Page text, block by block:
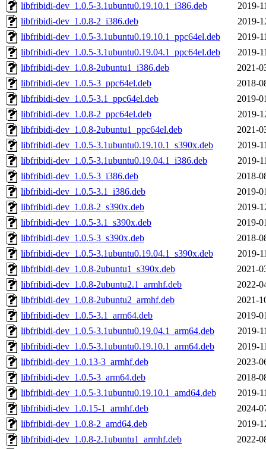
libfribidi-dev_1.0.5-3.1ubuntu0.19.10.1_i386.deb
2019-
libfribidi-dev_1.0.8-2_i386.deb
2019-
libfribidi-dev_1.0.5-3.1ubuntu0.19.10.1_ppc64el.deb
2019-
libfribidi-dev_1.0.5-3.1ubuntu0.19.04.1_ppc64el.deb
2019-
libfribidi-dev_1.0.8-2ubuntu1_i386.deb
2021-
libfribidi-dev_1.0.5-3_ppc64el.deb
2018-
libfribidi-dev_1.0.5-3.1_ppc64el.deb
2019-
libfribidi-dev_1.0.8-2_ppc64el.deb
2019-
libfribidi-dev_1.0.8-2ubuntu1_ppc64el.deb
2021-
libfribidi-dev_1.0.5-3.1ubuntu0.19.10.1_s390x.deb
2019-
libfribidi-dev_1.0.5-3.1ubuntu0.19.04.1_i386.deb
2019-
libfribidi-dev_1.0.5-3_i386.deb
2018-
libfribidi-dev_1.0.5-3.1_i386.deb
2019-
libfribidi-dev_1.0.8-2_s390x.deb
2019-
libfribidi-dev_1.0.5-3.1_s390x.deb
2019-
libfribidi-dev_1.0.5-3_s390x.deb
2018-
libfribidi-dev_1.0.5-3.1ubuntu0.19.04.1_s390x.deb
2019-
libfribidi-dev_1.0.8-2ubuntu1_s390x.deb
2021-
libfribidi-dev_1.0.8-2ubuntu2.1_armhf.deb
2022-
libfribidi-dev_1.0.8-2ubuntu2_armhf.deb
2021-
libfribidi-dev_1.0.5-3.1_arm64.deb
2019-
libfribidi-dev_1.0.5-3.1ubuntu0.19.04.1_arm64.deb
2019-
libfribidi-dev_1.0.5-3.1ubuntu0.19.10.1_arm64.deb
2019-
libfribidi-dev_1.0.13-3_armhf.deb
2023-
libfribidi-dev_1.0.5-3_arm64.deb
2018-
libfribidi-dev_1.0.5-3.1ubuntu0.19.10.1_amd64.deb
2019-
libfribidi-dev_1.0.15-1_armhf.deb
2024-
libfribidi-dev_1.0.8-2_amd64.deb
2019-
libfribidi-dev_1.0.8-2.1ubuntu1_armhf.deb
2022-